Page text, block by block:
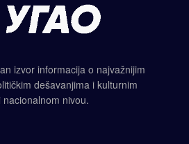
izvor informacija o najvažnijim
dešavanjima i kulturnim
nivou.